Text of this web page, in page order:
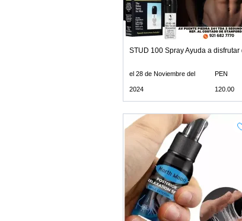
STUD 100 Spray Ayuda a
el 28 de Noviembre del
2024
PEN
120.00